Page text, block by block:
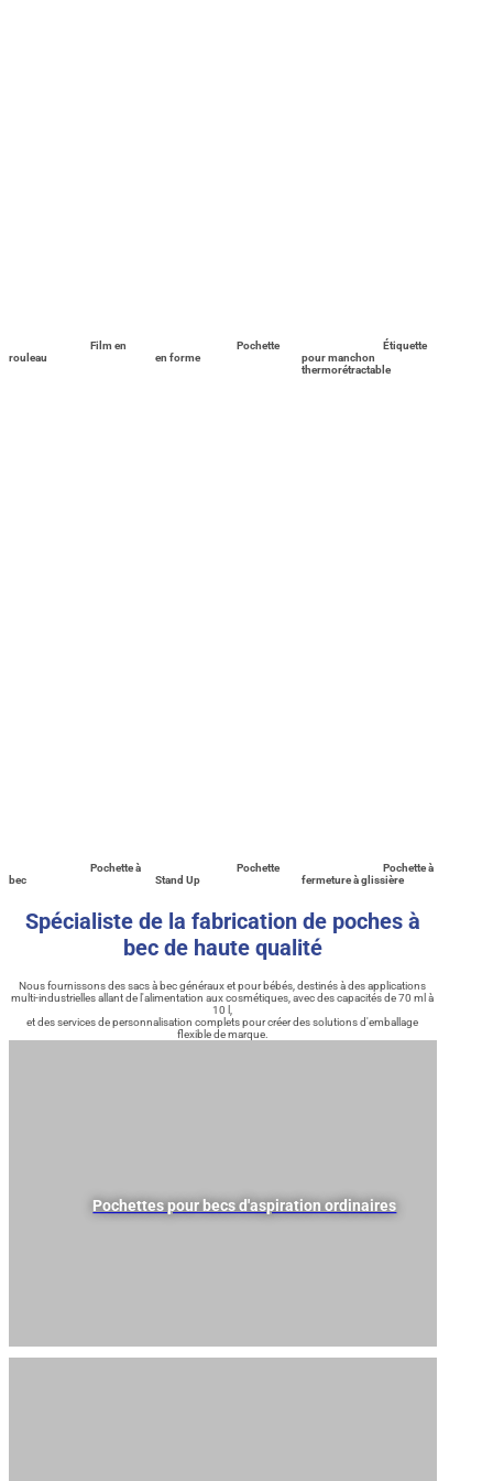
Film en
rouleau
Pochette
en forme
Étiquette
pour manchon
thermorétractable
Pochette à
bec
Pochette
Stand Up
Pochette à
fermeture à glissière
Spécialiste de la fabrication de poches à
bec de haute qualité
Nous fournissons des sacs à bec généraux et pour bébés, destinés à des applications
multi-industrielles allant de l'alimentation aux cosmétiques, avec des capacités de 70 ml à
10 l,
et des services de personnalisation complets pour créer des solutions d'emballage
flexible de marque.
Pochettes pour becs d'aspiration ordinaires
Service personnalisé : La couleur, la forme et la taille peuvent être ajustées en